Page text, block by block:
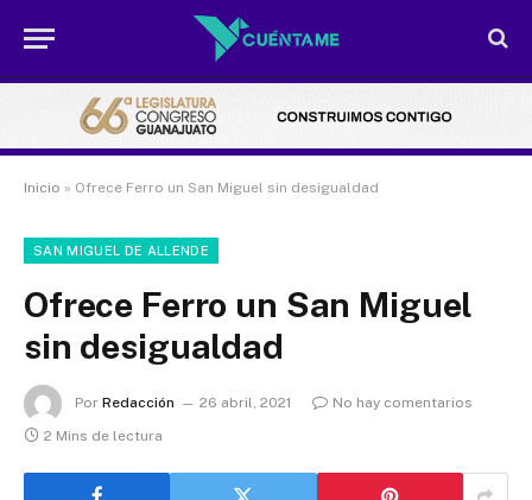
Inicio » Ofrece Ferro un San Miguel sin desigualdad
SAN MIGUEL DE ALLENDE
Ofrece Ferro un San Miguel
sin desigualdad
Por Redacción 26 abril, 2021
No hay comentarios
2 Mins de lectura